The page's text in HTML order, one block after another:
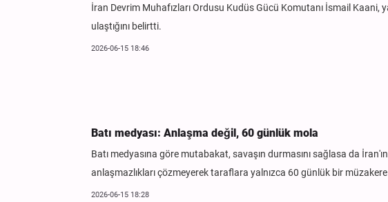
İran Devrim Muhafızları Ordusu Kudüs Gücü Komutanı İsmail Kaani,
ulaştığını belirtti.
2026-06-15 18:46
Batı medyası: Anlaşma değil, 60 günlük mola
Batı medyasına göre mutabakat, savaşın durmasını sağlasa da
anlaşmazlıkları çözmeyerek taraflara yalnızca 60 günlük bir müzakere
2026-06-15 18:28